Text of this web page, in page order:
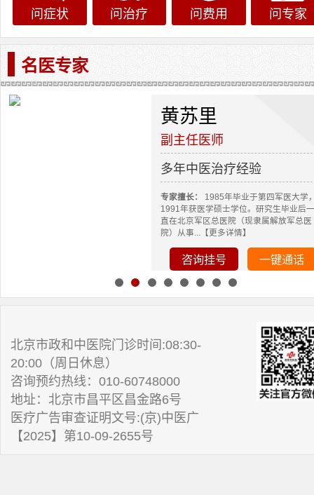
问症状 问治疗 问费用 问专家
名医专家
黄苏里
副主任医师
多年中医治疗经验
专家擅长：
1985年毕业于第四军医大学
1991年获医学硕士学位。研究生毕业后一
直在北京军区总医院（现隶属解放军总医
院）从事...【更多详情】
咨询挂号 一键通话
北京市政和中医院门诊时间:08:30-
20:00（周日休息）
咨询预约热线：010-60748000
地址：北京市昌平区昌金路6号
医疗广告审查证明文号:(京)中医广
【2025】第10-09-2655号